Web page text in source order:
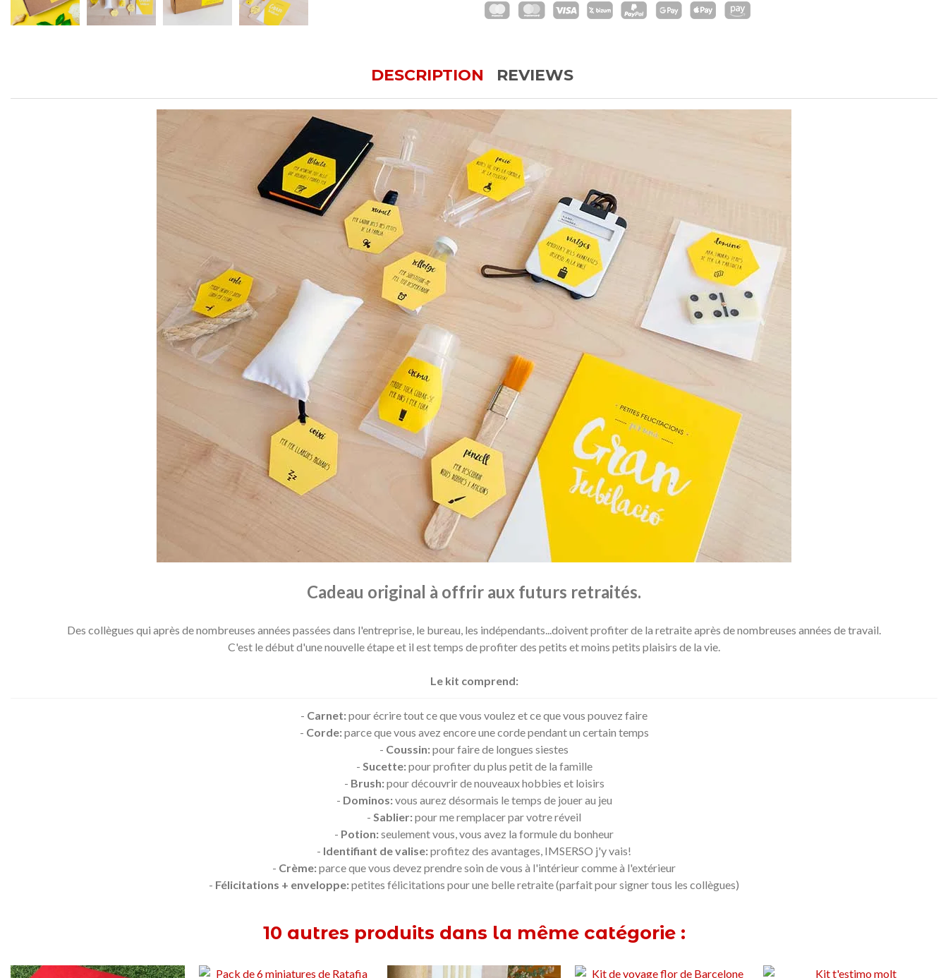
DESCRIPTION REVIEWS
Cadeau original à offrir aux futurs retraités.
Des collègues qui après de nombreuses années passées dans l'entreprise, le bureau, les indépendants...doivent profiter de la retraite après de nombreuses années de travail.
C'est le début d'une nouvelle étape et il est temps de profiter des petits et moins petits plaisirs de la vie.
Le kit comprend:
- Carnet:pour écrire tout ce que vous voulez et ce que vous pouvez faire
- Corde:parce que vous avez encore une corde pendant un certain temps
- Coussin:pour faire de longues siestes
- Sucette:pour profiter du plus petit de la famille
- Brush:pour découvrir de nouveaux hobbies et loisirs
- Dominos:vous aurez désormais le temps de jouer au jeu
- Sablier:pour me remplacer par votre réveil
- Potion:seulement vous, vous avez la formule du bonheur
- Identifiant de valise:profitez des avantages, IMSERSO j'y vais!
- Crème:parce que vous devez prendre soin de vous à l'intérieur comme à l'extérieur
- Félicitations + enveloppe:petites félicitations pour une belle retraite (parfait pour signer tous les collègues)
10 autres produits dans la même catégorie :